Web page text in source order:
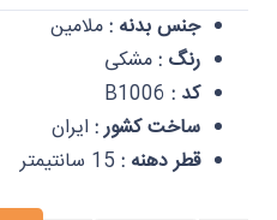
جنس بدنه :ملامین
رنگ :مشکی
کد :
ساخت کشور : ایران
قطر دهنه :